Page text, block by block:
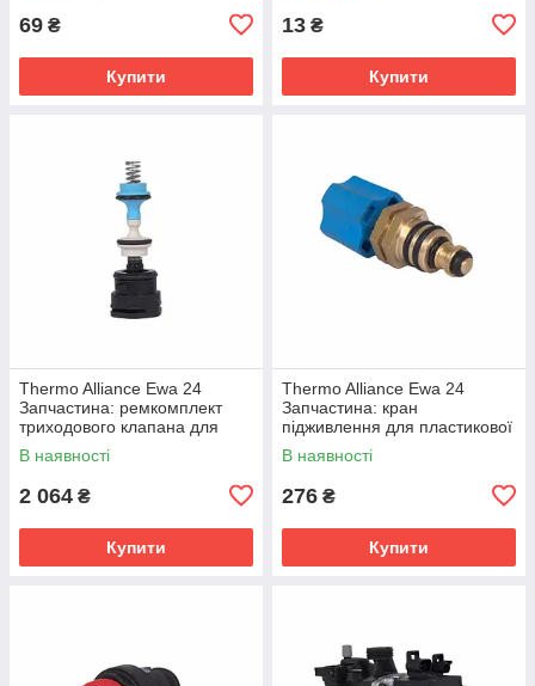
69 ₴
Купити
13 ₴
Купити
Thermo Alliance Ewa 24
Запчастина: ремкомплект
триходового клапана для
пластикової гідрогрупи
(15311660500100)
В наявності
2 064 ₴
Купити
Thermo Alliance Ewa 24
Запчастина: кран
підживлення для пластикової
гідрогрупи (15311009000074)
В наявності
276 ₴
Купити